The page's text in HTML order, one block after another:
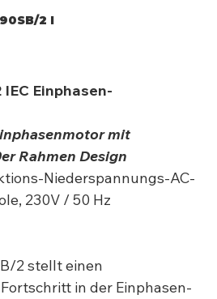
2 I
Einphasen-
mit
Rahmen Design
Niederspannungs-AC-
230V / 50 Hz
2 stellt einen
in der Einphasen-